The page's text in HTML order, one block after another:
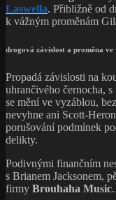
Laswella. Přibližně od
k vážným proměnám
drogová závislost a proměna
Propadá závislosti na
uhrančivého černocha,
se mění ve vyzáblou,
nevyhne ani Scott-
porušování podmínek
delikty.
Podivnými finančním
s Brianem Jacksonem,
firmy Brouhaha Music.